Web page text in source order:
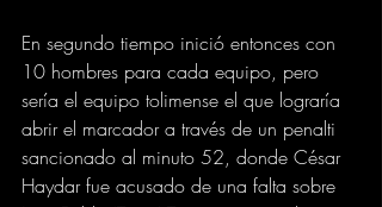
En segundo tiempo inició entonces con
10 hombres para cada equipo, pero
sería el equipo tolimense el que lograría
abrir el marcador a través de un penalti
sancionado al minuto 52, donde César
Haydar fue acusado de una falta sobre